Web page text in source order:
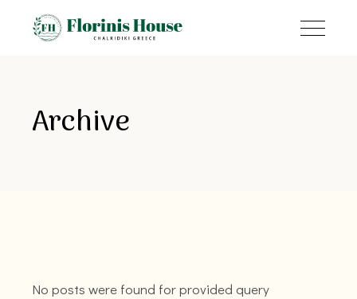
Archive
No posts were found for provided query